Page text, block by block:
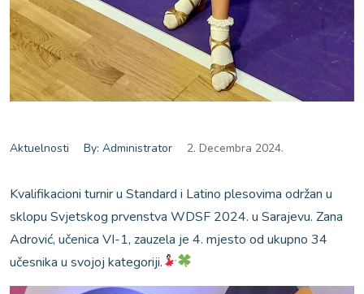
Aktuelnosti By: Administrator 2. Decembra 2024.
Kvalifikacioni turnir u Standard i Latino plesovima održan u
sklopu Svjetskog prvenstva WDSF 2024. u Sarajevu. Zana
Adrović, učenica VI-1, zauzela je 4. mjesto od ukupno 34
učesnika u svojoj kategoriji.